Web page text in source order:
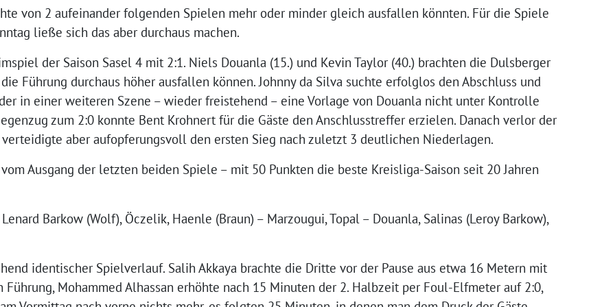
von 2 aufeinander folgenden Spielen mehr oder minder gleich ausfallen könnten. Für die Spiele
ließe sich das aber durchaus machen.
der Saison Sasel 4 mit 2:1. Niels Douanla (15.) und Kevin Taylor (40.) brachten die Dulsberger
Führung durchaus höher ausfallen können. Johnny da Silva suchte erfolglos den Abschluss und
in einer weiteren Szene – wieder freistehend – eine Vorlage von Douanla nicht unter Kontrolle
zum 2:0 konnte Bent Krohnert für die Gäste den Anschlusstreffer erzielen. Danach verlor der
aber aufopferungsvoll den ersten Sieg nach zuletzt 3 deutlichen Niederlagen.
Ausgang der letzten beiden Spiele – mit 50 Punkten die beste Kreisliga-Saison seit 20 Jahren
Barkow (Wolf), Öczelik, Haenle (Braun) – Marzougui, Topal – Douanla, Salinas (Leroy Barkow),
identischer Spielverlauf. Salih Akkaya brachte die Dritte vor der Pause aus etwa 16 Metern mit
Mohammed Alhassan erhöhte nach 15 Minuten der 2. Halbzeit per Foul-Elfmeter auf 2:0,